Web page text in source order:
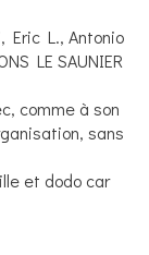
Eric L., Antonio
LE SAUNIER
comme à son
sans
et dodo car